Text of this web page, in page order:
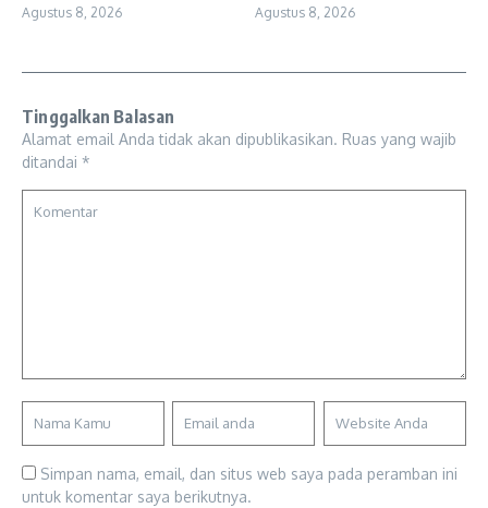
Agustus 8, 2026 Agustus 8, 2026
Tinggalkan Balasan
Alamat email Anda tidak akan dipublikasikan. Ruas yang wajib
ditandai *
Simpan nama, email, dan situs web saya pada peramban ini
untuk komentar saya berikutnya.